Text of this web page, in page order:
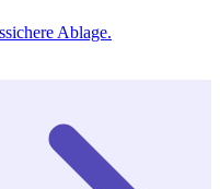
Ablage.